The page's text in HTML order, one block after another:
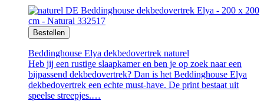
Bestellen
Beddinghouse Elya dekbedovertrek naturel
Heb jij een rustige slaapkamer en ben je op zoek naar een
bijpassend dekbedovertrek? Dan is het Beddinghouse Elya
dekbedovertrek een echte must-have. De print bestaat uit
speelse streepjes.…